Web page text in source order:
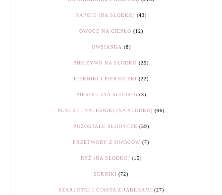
NAPOJE (NA SŁODKO) (43)
OWOCE NA CIEPŁO (12)
OWSIANKA (8)
PIECZYWO NA SŁODKO (25)
PIERNIKI I PIERNICZKI (22)
PIEROGI (NA SŁODKO) (3)
PLACKI I NALEŚNIKI (NA SŁODKO) (96)
POZOSTAŁE SŁODYCZE (59)
PRZETWORY Z OWOCÓW (7)
RYŻ (NA SŁODKO) (15)
SERNIKI (72)
SZARLOTKI I CIASTA Z JABŁKAMI (27)